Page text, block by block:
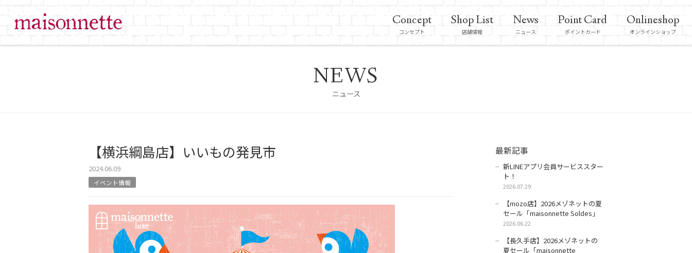
Concept
コンセプト
Shop List
店舗情報
News
ニュース
Point Card
ポイントカード
Onlineshop
オンラインショップ
NEWS
ニュース
【横浜綱島店】いいもの発見市
2024.06.09
イベント情報
最新記事
新LINEアプリ会員サービススター
ト！
2026.07.29
【mozo店】2026メゾネットの夏
セール「maisonnette Soldes」
2026.06.22
【長久手店】2026メゾネットの
夏セール「maisonnette